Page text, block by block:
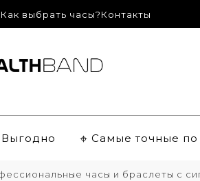
Как выбрать часы?Контакты
Выгодно 𖦏 Самые точные
часы и браслеты с